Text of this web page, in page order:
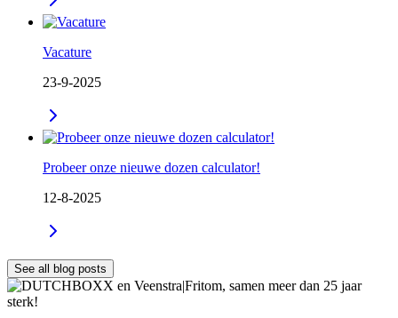
Vacature
23-9-2025
Probeer onze nieuwe dozen calculator!
12-8-2025
See all blog posts